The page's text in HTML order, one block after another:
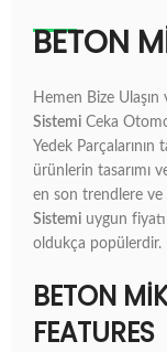
BETON
Hemen Bize Ulaşın
Sistemi Ceka
Yedek
ürünlerin tasarımı
en son trendlere
Sistemi uygun fiyatı
oldukça popülerdir.
BETON
FEATURES